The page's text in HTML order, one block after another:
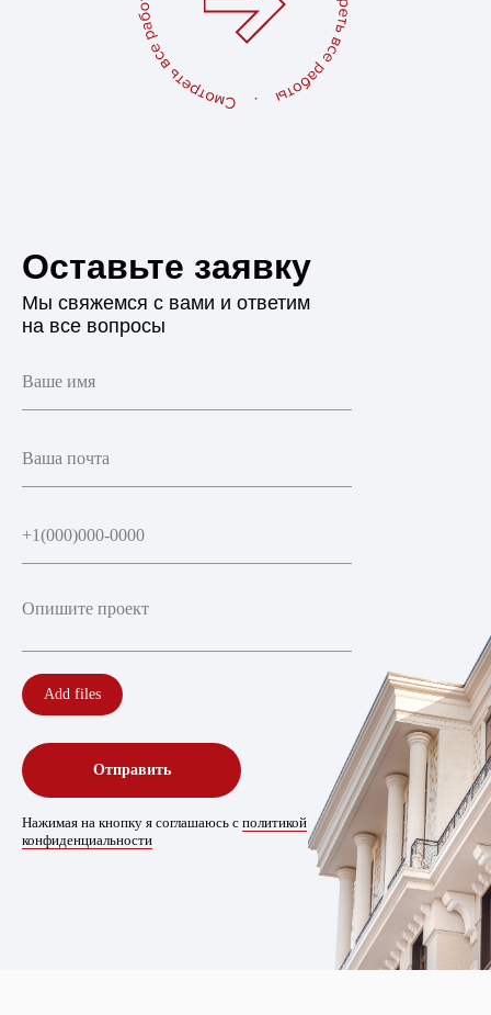
Мы свяжемся с вами и ответим
на все вопросы
Оставьте заявку
Add files
Отправить
Нажимая на кнопку я соглашаюсь с политикой
конфиденциальности